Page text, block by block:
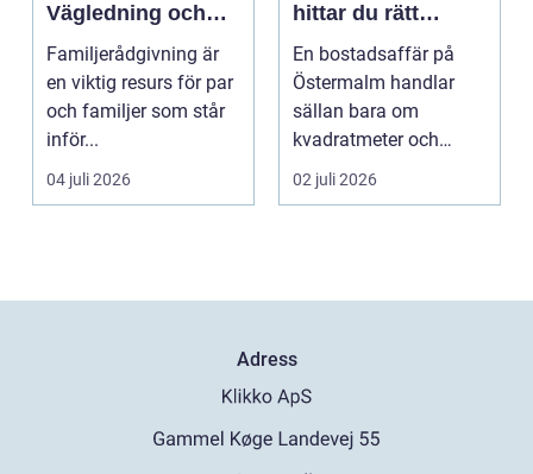
Vägledning och
stöd för relationer
i kris
Familjerådgivning är
en viktig resurs för par
och familjer som står
inför...
04 juli 2026
hittar du rätt
partner för din
bostadsaffär
En bostadsaffär på
Östermalm handlar
sällan bara om
kvadratmeter och
adress. Om...
02 juli 2026
Adress